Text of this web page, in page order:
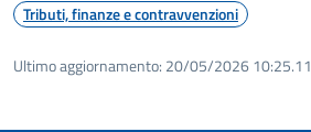
Tributi, finanze e contravvenzioni
Ultimo aggiornamento: 20/05/2026 10:25.11